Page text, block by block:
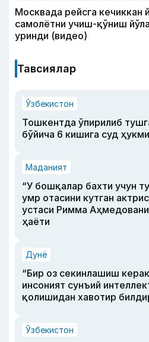
Москвада рейсга кечиккан
самолётни учиш-қўниш
уринди (видео)
Тавсиялар
Ўзбекистон
Тошкентда ўпирилиб
бўйича 6 кишига суд
Маданият
“У бошқалар бахти учун
умр отасини кутган
устаси Римма
ҳаёти
Дунё
“Бир оз секинлашиш
инсоният сунъий
қолишидан хавотир
Ўзбекистон